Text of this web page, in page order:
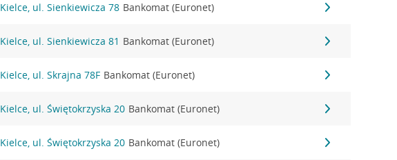
Kielce, ul. Sienkiewicza 78 Bankomat (Euronet)
Kielce, ul. Sienkiewicza 81 Bankomat (Euronet)
Kielce, ul. Skrajna 78F Bankomat (Euronet)
Kielce, ul. Świętokrzyska 20 Bankomat (Euronet)
Kielce, ul. Świętokrzyska 20 Bankomat (Euronet)